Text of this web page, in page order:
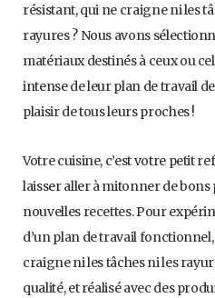
résistant, qui ne craigne ni les
rayures ? Nous avons
matériaux destinés à ceux ou
intense de leur plan de travail
plaisir de tous leurs proches !
Votre cuisine, c’est votre petit
laisser aller à mitonner de bons
nouvelles recettes. Pour
d’un plan de travail
craigne ni les tâches ni les
qualité, et réalisé avec des